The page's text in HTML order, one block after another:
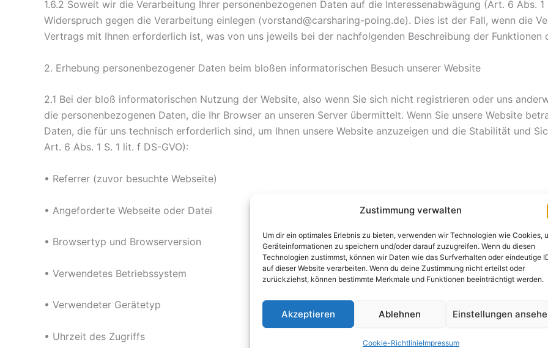
Zustimmung verwalten
Um dir ein optimales Erlebnis zu bieten, verwenden wir Technologien wie Cookies,
Geräteinformationen zu speichern und/oder darauf zuzugreifen. Wenn du diesen
Technologien zustimmst, können wir Daten wie das Surfverhalten oder eindeutige
auf dieser Website verarbeiten. Wenn du deine Zustimmung nicht erteilst oder
zurückziehst, können bestimmte Merkmale und Funktionen beeinträchtigt werden.
Akzeptieren Ablehnen Einstellungen
Cookie-RichtlinieImpressum
1.6.2 Soweit wir die Verarbeitung Ihrer personenbezogenen Daten auf die Interessenabwägung (Art. 6 Abs.
Widerspruch gegen die Verarbeitung einlegen (vorstand@carsharing-poing.de). Dies ist der Fall, wenn die
Vertrags mit Ihnen erforderlich ist, was von uns jeweils bei der nachfolgenden Beschreibung der Funktionen
2. Erhebung personenbezogener Daten beim bloßen informatorischen Besuch unserer Website
2.1 Bei der bloß informatorischen Nutzung der Website, also wenn Sie sich nicht registrieren oder uns
die personenbezogenen Daten, die Ihr Browser an unseren Server übermittelt. Wenn Sie unsere Website
Daten, die für uns technisch erforderlich sind, um Ihnen unsere Website anzuzeigen und die Stabilität und
Art. 6 Abs. 1 S. 1 lit. f DS-GVO):
• Referrer (zuvor besuchte Webseite)
• Angeforderte Webseite oder Datei
• Browsertyp und Browserversion
• Verwendetes Betriebssystem
• Verwendeter Gerätetyp
• Uhrzeit des Zugriffs